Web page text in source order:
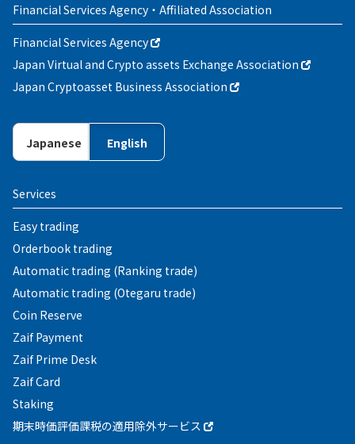
Financial Services Agency・Affiliated Association
Financial Services Agency
Japan Virtual and Crypto assets Exchange Association
Japan Cryptoasset Business Association
Japanese English
Services
Easy trading
Orderbook trading
Automatic trading (Ranking trade)
Automatic trading (Otegaru trade)
Coin Reserve
Zaif Payment
Zaif Prime Desk
Zaif Card
Staking
期末時価評価課税の適用除外サービス